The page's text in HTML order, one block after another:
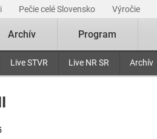
Pečie celé Slovensko Výročie
Live STVR Live NR SR Archív
Archív Program